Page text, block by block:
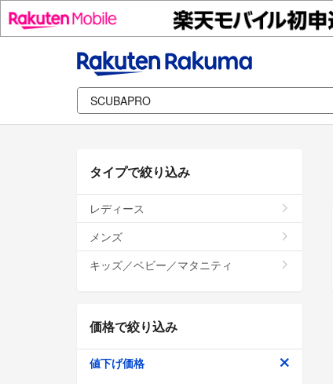
タイプで絞り込み
レディース
メンズ
キッズ／ベビー／マタニティ
価格で絞り込み
値下げ価格